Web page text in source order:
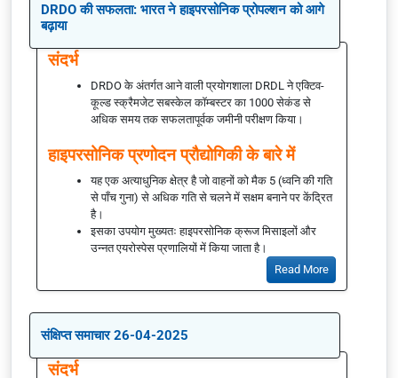
DRDO की सफलता: भारत ने हाइपरसोनिक प्रोपल्शन को आगे
बढ़ाया
संदर्भ
DRDO के अंतर्गत आने वाली प्रयोगशाला DRDL ने एक्टिव-
कूल्ड स्क्रैमजेट सबस्केल कॉम्बस्टर का 1000 सेकंड से
अधिक समय तक सफलतापूर्वक जमीनी परीक्षण किया।
हाइपरसोनिक प्रणोदन प्रौद्योगिकी के बारे में
यह एक अत्याधुनिक क्षेत्र है जो वाहनों को मैक 5 (ध्वनि की गति
से पाँच गुना) से अधिक गति से चलने में सक्षम बनाने पर केंद्रित
है।
इसका उपयोग मुख्यतः हाइपरसोनिक क्रूज मिसाइलों और
उन्नत एयरोस्पेस प्रणालियों में किया जाता है।
Read More
संक्षिप्त समाचार 26-04-2025
संदर्भ